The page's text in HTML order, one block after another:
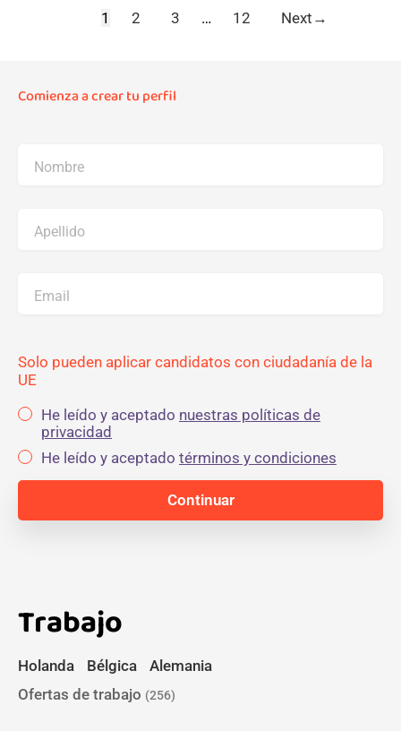
1 2 3 … 12 Next →
Comienza a crear tu perfil
Nombre
Apellido
Email
Solo pueden aplicar candidatos con ciudadanía de la
UE
He leído y aceptado nuestras políticas de
privacidad
He leído y aceptado términos y condiciones
Trabajo
Holanda Bélgica
Alemania
Ofertas de trabajo (256)